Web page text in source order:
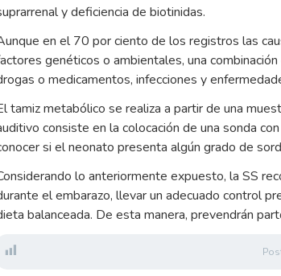
y deficiencia de biotinidas.
en el 70 por ciento de los registros las
genéticos o ambientales, una
o medicamentos, infecciones y
tamiz metabólico se realiza a partir de una
consiste en la colocación de una sonda
si el neonato presenta algún grado de
lo anteriormente expuesto, la SS
el embarazo, llevar un adecuado control
balanceada. De esta manera, prevendrán